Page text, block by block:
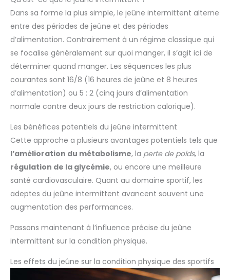
Dans sa forme la plus simple, le jeûne intermittent alterne
entre des périodes de jeûne et des périodes
d’alimentation. Contrairement à un régime classique qui
se focalise généralement sur quoi manger, il s’agit ici de
déterminer quand manger. Les séquences les plus
courantes sont 16/8 (16 heures de jeûne et 8 heures
d’alimentation) ou 5 : 2 (cinq jours d’alimentation
normale contre deux jours de restriction calorique).
Les bénéfices potentiels du jeûne intermittent
Cette approche a plusieurs avantages potentiels tels que
l’amélioration du métabolisme, la perte de poids, la
régulation de la glycémie, ou encore une meilleure
santé cardiovasculaire. Quant au domaine sportif, les
adeptes du jeûne intermittent avancent souvent une
augmentation des performances.
Passons maintenant à l’influence précise du jeûne
intermittent sur la condition physique.
Les effets du jeûne sur la condition physique des sportifs